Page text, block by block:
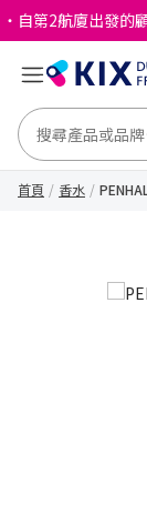
・自第2航廈出發的
首頁 香水